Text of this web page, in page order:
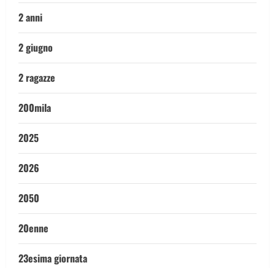
2 anni
2 giugno
2 ragazze
200mila
2025
2026
2050
20enne
23esima giornata